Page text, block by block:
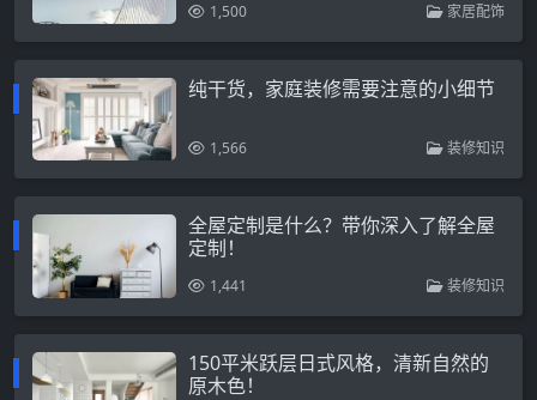
1,500 家居配饰
纯干货，家庭装修需要注意的小细节
1,566 装修知识
全屋定制是什么？带你深入了解全屋
定制！
1,441 装修知识
150平米跃层日式风格，清新自然的
原木色！